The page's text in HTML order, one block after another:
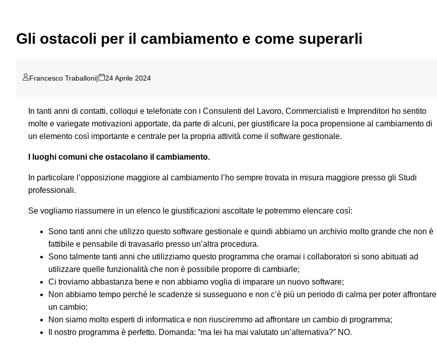
Gli ostacoli per il cambiamento e come superarli
Francesco Traballoni| 24 Aprile 2024
In tanti anni di contatti, colloqui e telefonate con i Consulenti del Lavoro, Commercialisti e Imprenditori ho sentito
molte e variegate motivazioni apportate, da parte di alcuni, per giustificare la poca propensione al cambiamento di
un elemento così importante e centrale per la propria attività come il software gestionale.
I luoghi comuni che ostacolano il cambiamento.
In particolare l’opposizione maggiore al cambiamento l’ho sempre trovata in misura maggiore presso gli Studi
professionali.
Se vogliamo riassumere in un elenco le giustificazioni ascoltate le potremmo elencare così:
Sono tanti anni che utilizzo questo software gestionale e quindi abbiamo un archivio molto grande che non è
fattibile e pensabile di travasarlo presso un’altra procedura.
Sono talmente tanti anni che utilizziamo questo programma che oramai i collaboratori si sono abituati ad
utilizzare quelle funzionalità che non è possibile proporre di cambiarle;
Ci troviamo abbastanza bene e non abbiamo voglia di imparare un nuovo software;
Non abbiamo tempo perché le scadenze si susseguono e non c’è più un periodo di calma per poter affrontare
un cambio;
Non siamo molto esperti di informatica e non riusciremmo ad affrontare un cambio di programma;
Il nostro programma è perfetto. Domanda: “ma lei ha mai valutato un’alternativa?” NO.